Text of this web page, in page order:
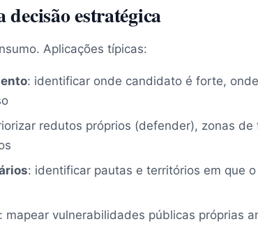
decisão estratégica
Aplicações típicas:
: identificar onde candidato é forte,
redutos próprios (defender), zonas de
: identificar pautas e territórios em que
: mapear vulnerabilidades públicas próprias